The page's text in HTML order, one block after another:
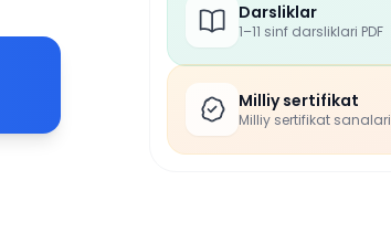
Darsliklar
1–11 sinf darsliklari PDF
Milliy sertifikat
Milliy sertifikat sanalari